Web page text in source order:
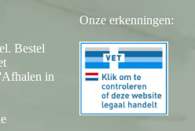
Bestel
in
Onze erkenningen: